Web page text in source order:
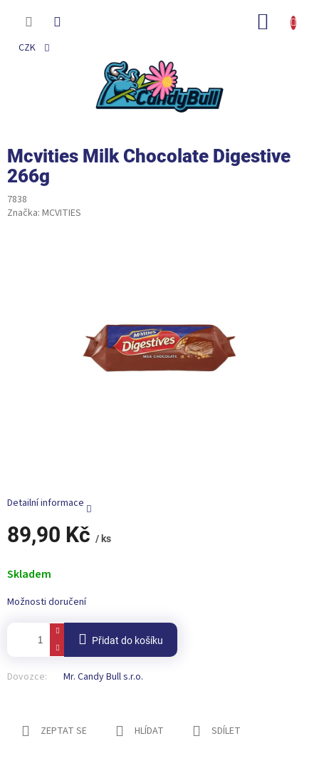
CZK
Mcvities Milk Chocolate Digestive
266g
7838
Značka: MCVITIES
89,90 Kč / ks
cena:
Skladem
Možnosti doručení
Přidat do košíku
Dovozce: Mr. Candy Bull s.r.o.
Detailní informace
ZEPTAT SE HLÍDAT SDÍLET